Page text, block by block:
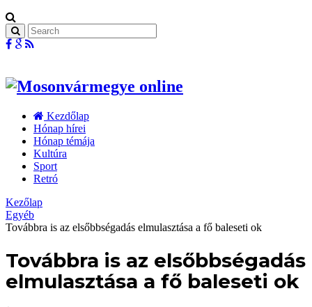
Kezdőlap
Hónap hírei
Hónap témája
Kultúra
Sport
Retró
Kezőlap
Egyéb
Továbbra is az elsőbbségadás elmulasztása a fő baleseti ok
Továbbra is az elsőbbségadás
elmulasztása a fő baleseti ok